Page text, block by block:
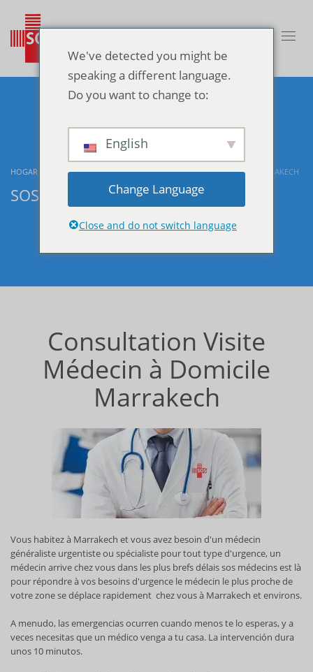
HOGAR BLOG SIN CATEGORÍA SOS DOCTOR A DOMICILIO MARRAKECH
SOS Doctor a Domicilio Marrakech
Consultation Visite
Médecin à Domicile
Marrakech
Vous habitez à Marrakech et vous avez besoin d'un médecin
généraliste urgentiste ou spécialiste pour tout type d'urgence, un
médecin arrive chez vous dans les plus brefs délais sos médecins est là
pour répondre à vos besoins d'urgence le médecin le plus proche de
votre zone se déplace rapidement chez vous à Marrakech et environs.
A menudo, las emergencias ocurren cuando menos te lo esperas, y a
veces necesitas que un médico venga a tu casa. La intervención dura
unos 10 minutos.
We've detected you might be
speaking a different language.
Do you want to change to:
English
Change Language
Close and do not switch language